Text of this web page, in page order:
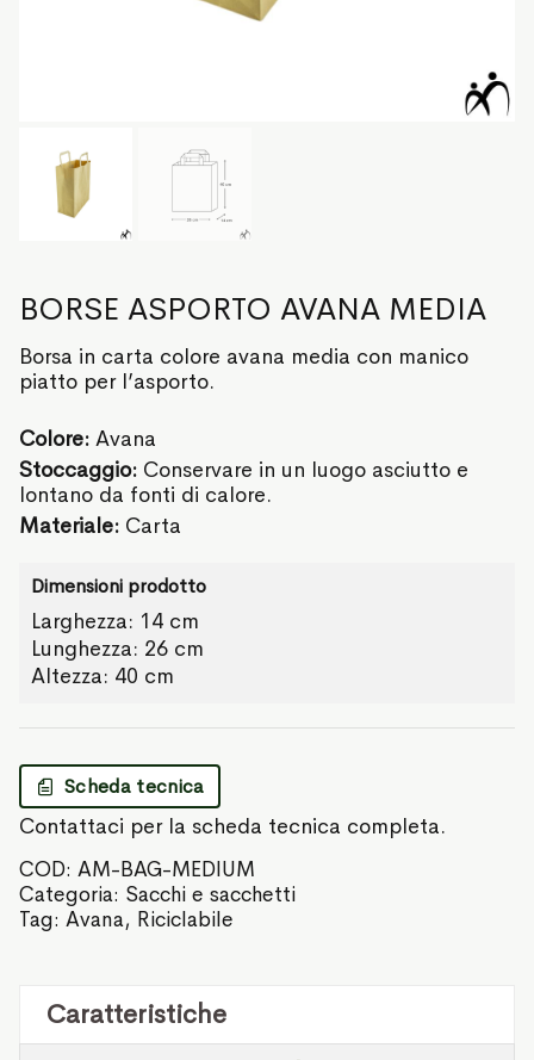
BORSE ASPORTO AVANA MEDIA
Borsa in carta colore avana media con manico
piatto per l’asporto.
Colore: Avana
Stoccaggio: Conservare in un luogo asciutto e
lontano da fonti di calore.
Materiale: Carta
Dimensioni prodotto
Larghezza: 14 cm
Lunghezza: 26 cm
Altezza: 40 cm
Scheda tecnica
Contattaci per la scheda tecnica completa.
COD: AM-BAG-MEDIUM
Categoria: Sacchi e sacchetti
Tag: Avana, Riciclabile
Caratteristiche